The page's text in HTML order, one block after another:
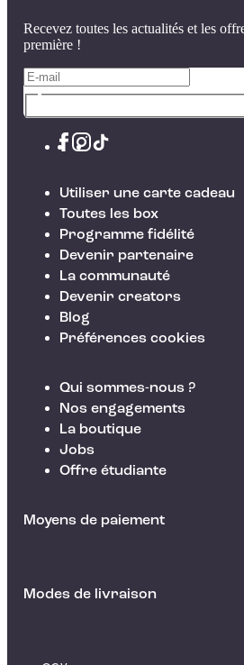
Recevez toutes les actualités et les
première !
Utiliser une carte cadeau
Toutes les box
Programme fidélité
Devenir partenaire
La communauté
Devenir creators
Blog
Préférences cookies
Qui sommes-nous ?
Nos engagements
La boutique
Jobs
Offre étudiante
Moyens de paiement
Modes de livraison